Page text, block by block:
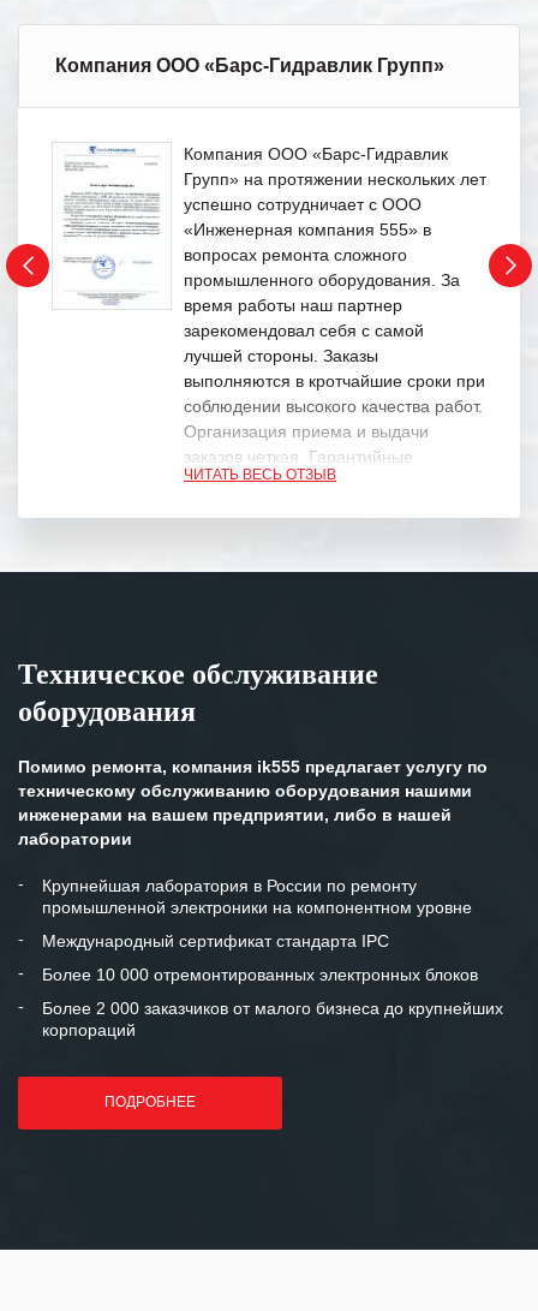
Компания ООО «Барс-Гидравлик Групп»
Компания ООО «Барс-Гидравлик
Групп» на протяжении нескольких лет
успешно сотрудничает с ООО
«Инженерная компания 555» в
вопросах ремонта сложного
промышленного оборудования. За
время работы наш партнер
зарекомендовал себя с самой
лучшей стороны. Заказы
выполняются в кротчайшие сроки при
соблюдении высокого качества работ.
Организация приема и выдачи
заказов четкая. Гарантийные
обязательства выполняются в
Особенно хочется отметить высокую
клиентоориентированность
готовность помочь в самых сложных
Мы высоко ценим сложившиеся
и доверительные партнерские
отношения и искренне желаем
«Инженерной компании «555» долгих
лет успеха и процветания.
ЧИТАТЬ ВЕСЬ ОТЗЫВ
Техническое обслуживание
оборудования
Помимо ремонта, компания ik555 предлагает услугу по
техническому обслуживанию оборудования нашими
инженерами на вашем предприятии, либо в нашей
лаборатории
Крупнейшая лаборатория в России по ремонту
промышленной электроники на компонентном уровне
Международный сертификат стандарта IPC
Более 10 000 отремонтированных электронных блоков
Более 2 000 заказчиков от малого бизнеса до крупнейших
корпораций
ПОДРОБНЕЕ